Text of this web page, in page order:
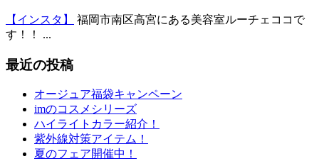
【インスタ】
福岡市南区高宮にある美容室ルーチェココで
す！！ ...
最近の投稿
オージュア福袋キャンペーン
imのコスメシリーズ
ハイライトカラー紹介！
紫外線対策アイテム！
夏のフェア開催中！